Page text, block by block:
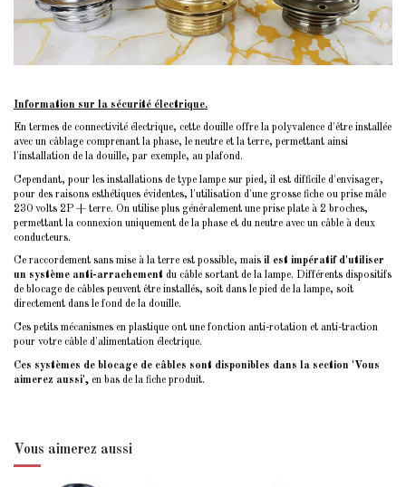
Information sur la sécurité électrique.
En termes de connectivité électrique, cette douille offre la polyvalence d'être installée
avec un câblage comprenant la phase, le neutre et la terre, permettant ainsi
l'installation de la douille, par exemple, au plafond.
Cependant, pour les installations de type lampe sur pied, il est difficile d'envisager,
pour des raisons esthétiques évidentes, l'utilisation d'une grosse fiche ou prise mâle
230 volts 2P + terre. On utilise plus généralement une prise plate à 2 broches,
permettant la connexion uniquement de la phase et du neutre avec un câble à deux
conducteurs.
Ce raccordement sans mise à la terre est possible, mais il est impératif d'utiliser
un système anti-arrachement du câble sortant de la lampe. Différents dispositifs
de blocage de câbles peuvent être installés, soit dans le pied de la lampe, soit
directement dans le fond de la douille.
Ces petits mécanismes en plastique ont une fonction anti-rotation et anti-traction
pour votre câble d'alimentation électrique.
Ces systèmes de blocage de câbles sont disponibles dans la section 'Vous
aimerez aussi', en bas de la fiche produit.
Vous aimerez aussi